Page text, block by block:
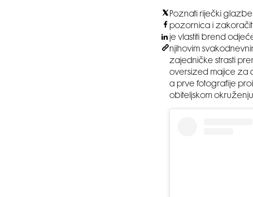
Poznati riječki
pozornica i
je vlastiti brend
njihovim
zajedničke strasti
oversized majice za
a prve fotografije
obiteljskom